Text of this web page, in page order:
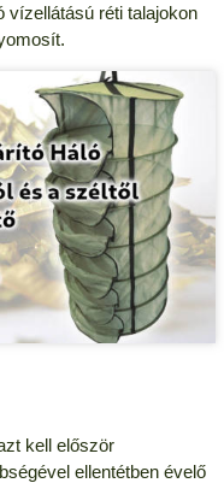
vízellátású réti talajokon
kell először
ellentétben évelő